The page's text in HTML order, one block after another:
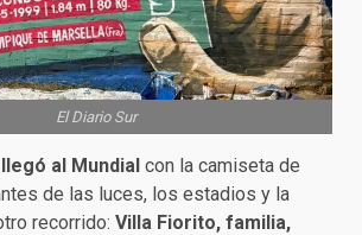
El Diario Sur
llegó al Mundial con la camiseta de
de las luces, los estadios y la
recorrido: Villa Fiorito, familia,